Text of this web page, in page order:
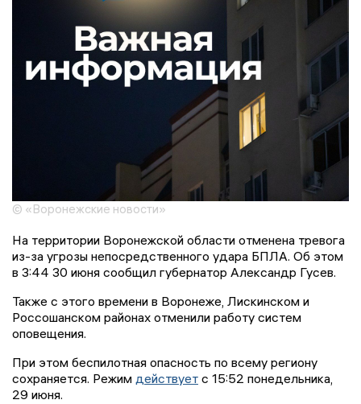
© «Воронежские новости»
На территории Воронежской области отменена тревога
из-за угрозы непосредственного удара БПЛА. Об этом
в 3:44 30 июня сообщил губернатор Александр Гусев.
Также с этого времени в Воронеже, Лискинском и
Россошанском районах отменили работу систем
оповещения.
При этом беспилотная опасность по всему региону
сохраняется. Режим действует с 15:52 понедельника,
29 июня.